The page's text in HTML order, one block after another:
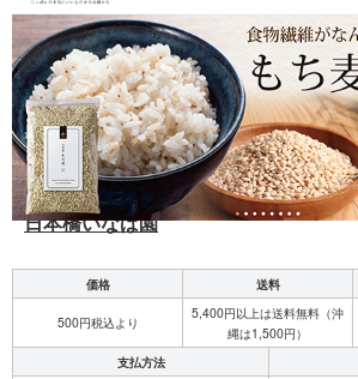
日本橋いなば園
価格 送料
500円税込より
5,400円以上は送料無料（沖
縄は1,500円）
支払方法